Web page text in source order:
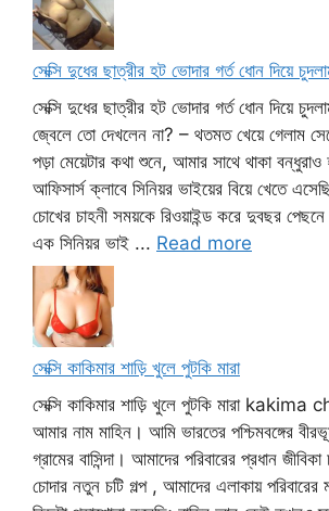
সেক্সি দুধের ছাত্রীর হট ভোদার গর্ত ধোন দিয়ে
সেক্সি দুধের ছাত্রীর হট ভোদার গর্ত ধোন দিয়ে
জ্বেলে তো দেখলেন না? – থতমত খেয়ে গেলাম
পড়া মেয়েটার কথা শুনে, আমার সাথে থাকা
আফিসার্স ক্লাবে সিনিয়র ভাইয়ের বিয়ে খেতে
চোখের চাহনী সময়কে রিওয়াইন্ড করে দুবছর
এক সিনিয়র ভাই ... Read more
সেক্সি কাকিমার শাড়ি খুলে পুটকি মারা
সেক্সি কাকিমার শাড়ি খুলে পুটকি মারা
আমার নাম মাহিন। আমি ভারতের পশ্চিমবঙ্গের
গ্রামের বাসিন্দা। আমাদের পরিবারের প্রধান
চোদার নতুন চটি গল্প , আমাদের এলাকায়